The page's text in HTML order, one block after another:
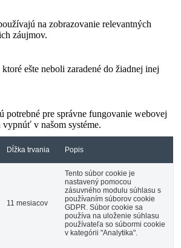
na zobrazovanie relevantných
záujmov.
ešte neboli zaradené do žiadnej inej
potrebné pre správne fungovanie webovej
v našom systéme.
Dĺžka trvania Popis
11 mesiacov
Tento súbor cookie je
nastavený pomocou
zásuvného modulu súhlasu s
používaním súborov cookie
GDPR. Súbor cookie sa
používa na uloženie súhlasu
používateľa so súbormi cookie
v kategórii "Analytika".